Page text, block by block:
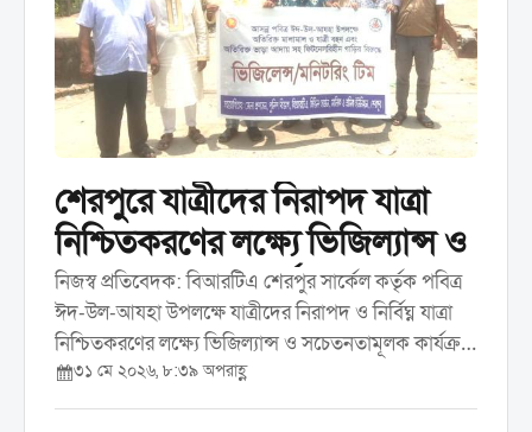
শেরপুরে যাত্রীদের নিরাপদ যাত্রা
নিশ্চিতকরণের লক্ষ্যে ভিজিল্যান্স ও
সচেতনতামূলক কার্যক্রম করেছে
বিআরটিএ
নিজস্ব প্রতিবেদক: বিআরটিএ শেরপুর সার্কেল কর্তৃক পবিত্র
ঈদ-উল-আযহা উপলক্ষে যাত্রীদের নিরাপদ ও নির্বিঘ্ন যাত্রা
নিশ্চিতকরণের লক্ষ্যে ভিজিল্যান্স ও সচেতনতামূলক কার্যক্রম
পরিচালনা করা হয়েছে। রবিবার ৩১ মে দিনব্যাপী শহরের
বিভিন্ন পয়েন্টে এ কার্যক্রম পরিচালনা করা হয়। ...
৩১ মে ২০২৬, ৮:৩৯ অপরাহ্ণ